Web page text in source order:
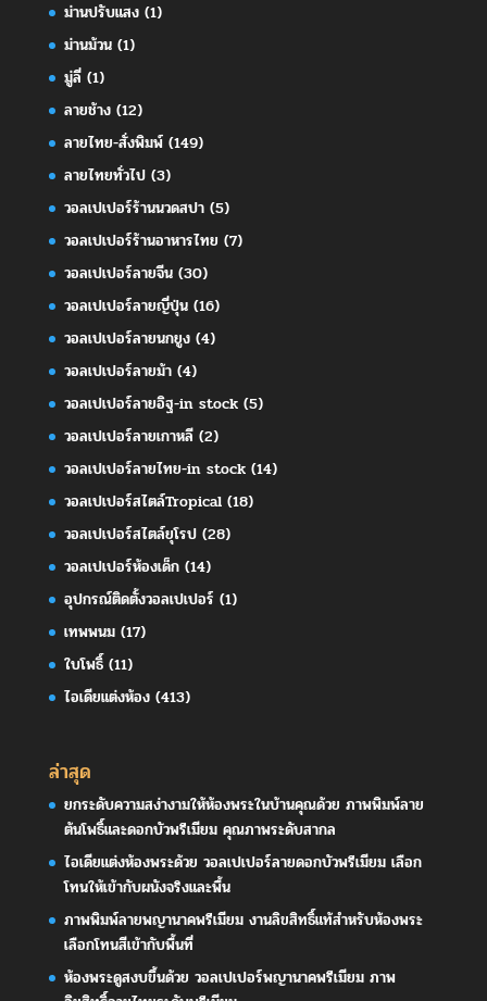
ม่านปรับแสง(1)
ม่านม้วน(1)
มู่ลี่(1)
ลายช้าง(12)
ลายไทย-สั่งพิมพ์(149)
ลายไทยทั่วไป(3)
วอลเปเปอร์ร้านนวดสปา(5)
วอลเปเปอร์ร้านอาหารไทย (7)
วอลเปเปอร์ลายจีน(30)
วอลเปเปอร์ลายญี่ปุ่น(16)
วอลเปเปอร์ลายนกยูง(4)
วอลเปเปอร์ลายม้า(4)
วอลเปเปอร์ลายอิฐ-in stock(5)
วอลเปเปอร์ลายเกาหลี(2)
วอลเปเปอร์ลายไทย-in stock(14)
วอลเปเปอร์สไตล์Tropical(18)
วอลเปเปอร์สไตล์ยุโรป(28)
วอลเปเปอร์ห้องเด็ก(14)
อุปกรณ์ติดตั้งวอลเปเปอร์ (1)
เทพพนม(17)
ใบโพธิ์(11)
ไอเดียแต่งห้อง(413)
ล่าสุด
ยกระดับความสง่างามให้ห้องพระในบ้านคุณด้วย ภาพพิมพ์ลาย
ต้นโพธิ์และดอกบัวพรีเมียม คุณภาพระดับสากล
ไอเดียแต่งห้องพระด้วย วอลเปเปอร์ลายดอกบัวพรีเมียม เลือก
โทนให้เข้ากับผนังจริงและพื้น
ภาพพิมพ์ลายพญานาคพรีเมียม งานลิขสิทธิ์แท้สำหรับห้องพระ
เลือกโทนสีเข้ากับพื้นที่
ห้องพระดูสงบขึ้นด้วย วอลเปเปอร์พญานาคพรีเมียม ภาพ